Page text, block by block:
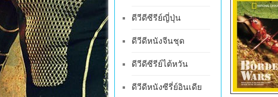
ดีวีดีซีรีย์ญี่ปุ่น
ดีวีดีหนังจีนชุด
ดีวีดีซีรีย์ไต้หวัน
ดีวีดีหนังซีรี่ย์อินเดีย